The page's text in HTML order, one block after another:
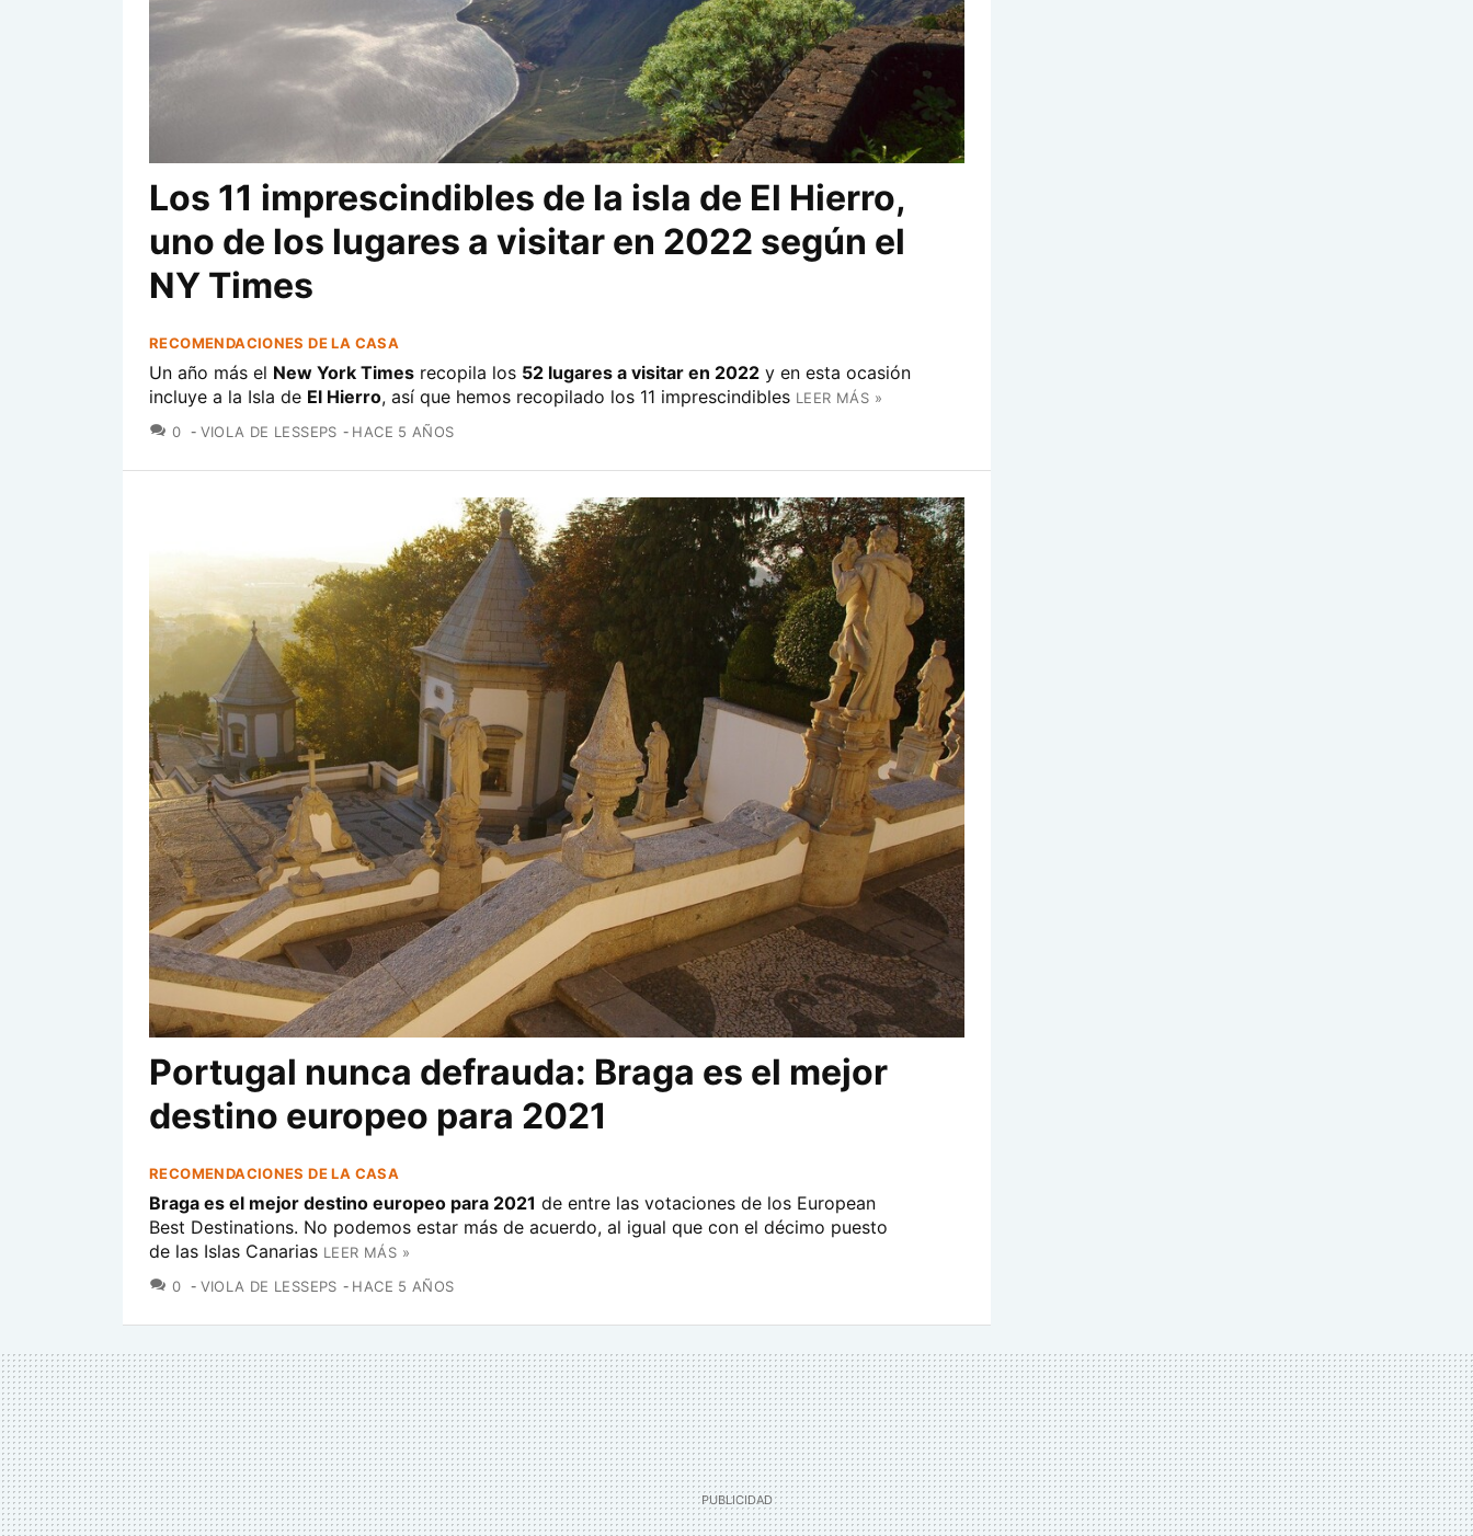
Los 11 imprescindibles de la isla de El Hierro,
uno de los lugares a visitar en 2022 según el
NY Times
RECOMENDACIONES DE LA CASA
Un año más el New York Times recopila los 52 lugares a visitar en 2022 y en esta ocasión
incluye a la Isla de El Hierro, así que hemos recopilado los 11 imprescindibles LEER MÁS »
0 COMENTARIOS
VIOLA DE LESSEPS HACE 5 AÑOS
Portugal nunca defrauda: Braga es el mejor
destino europeo para 2021
RECOMENDACIONES DE LA CASA
Braga es el mejor destino europeo para 2021 de entre las votaciones de los European
Best Destinations. No podemos estar más de acuerdo, al igual que con el décimo puesto
de las Islas Canarias LEER MÁS »
0 COMENTARIOS
VIOLA DE LESSEPS HACE 5 AÑOS